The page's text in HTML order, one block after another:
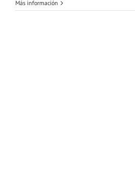
Más información